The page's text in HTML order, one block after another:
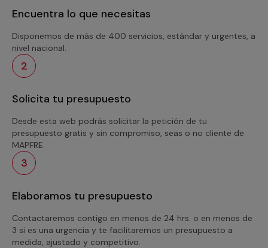
Encuentra lo que necesitas
Disponemos de más de 400 servicios, estándar y urgentes, a
nivel nacional.
2
Solicita tu presupuesto
Desde esta web podrás solicitar la petición de tu
presupuesto gratis y sin compromiso, seas o no cliente de
MAPFRE.
3
Elaboramos tu presupuesto
Contactaremos contigo en menos de 24 hrs. o en menos de
3 si es una urgencia y te facilitaremos un presupuesto a
medida, ajustado y competitivo.